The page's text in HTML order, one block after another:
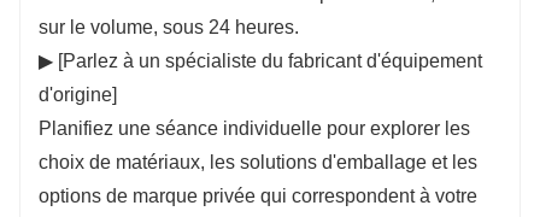
sur le volume, sous 24 heures.
▶ [Parlez à un spécialiste du fabricant d'équipement
d'origine]
Planifiez une séance individuelle pour explorer les
choix de matériaux, les solutions d'emballage et les
options de marque privée qui correspondent à votre